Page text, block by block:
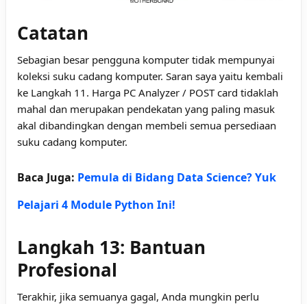
Catatan
Sebagian besar pengguna komputer tidak mempunyai
koleksi suku cadang komputer. Saran saya yaitu kembali
ke Langkah 11. Harga PC Analyzer / POST card tidaklah
mahal dan merupakan pendekatan yang paling masuk
akal dibandingkan dengan membeli semua persediaan
suku cadang komputer.
Baca Juga: Pemula di Bidang Data Science? Yuk
Pelajari 4 Module Python Ini!
Langkah 13: Bantuan
Profesional
Terakhir, jika semuanya gagal, Anda mungkin perlu